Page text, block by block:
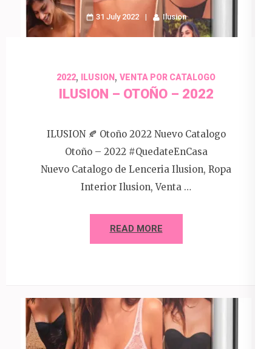
31 July 2022 Ilusion
2022, ILUSION , VENTA POR CATALOGO
ILUSION – OTOÑO – 2022
ILUSION 🍂 Otoño 2022 Nuevo Catalogo
Otoño – 2022 #QuedateEnCasa
Nuevo Catalogo de Lenceria Ilusion, Ropa
Interior Ilusion, Venta …
READ MORE